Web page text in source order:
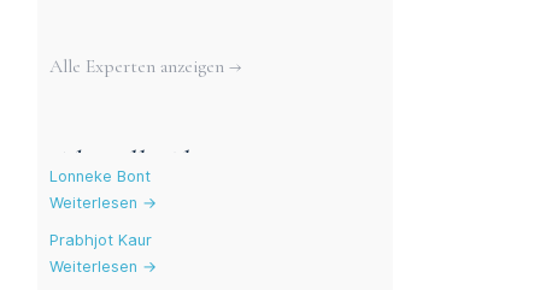
Weitere Experten
Alle Experten anzeigen →
Aktuelle Blogs
Lonneke Bont
Weiterlesen →
Prabhjot Kaur
Weiterlesen →